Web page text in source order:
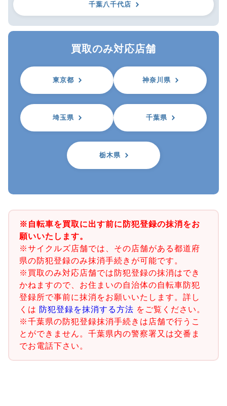
千葉八千代店
買取のみ対応店舗
東京都 神奈川県
埼玉県 千葉県
栃木県
※自転車を買取に出す前に防犯登録の抹消をお
願いいたします。
※サイクルズ店舗では、その店舗がある都道府
県の防犯登録のみ抹消手続きが可能です。
※買取のみ対応店舗では防犯登録の抹消はでき
かねますので、お住まいの自治体の自転車防犯
登録所で事前に抹消をお願いいたします。詳し
くは 防犯登録を抹消する方法 をご覧ください。
※千葉県の防犯登録抹消手続きは店舗で行うこ
とができません。千葉県内の警察署又は交番ま
でお電話下さい。